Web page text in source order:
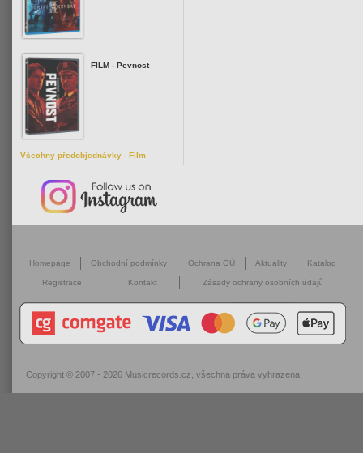
FILM - Pevnost
Všechny předobjednávky - Film
Homepage Obchodní podmínky Ochrana OÚ Aktuality Katalog
Registrace Kontakt Zásady ochrany osobních údajů
Copyright © 2007 - 2026 Musicrecords.cz , všechna práva vyhrazena.